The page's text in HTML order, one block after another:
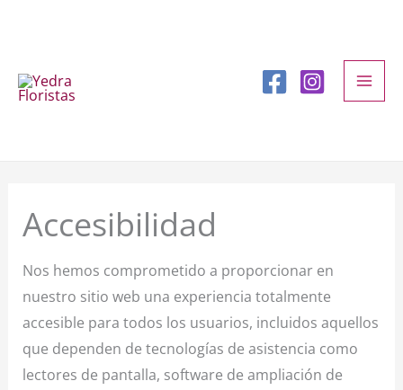
Accesibilidad
Nos hemos comprometido a proporcionar en
nuestro sitio web una experiencia totalmente
accesible para todos los usuarios, incluidos aquellos
que dependen de tecnologías de asistencia como
lectores de pantalla, software de ampliación de